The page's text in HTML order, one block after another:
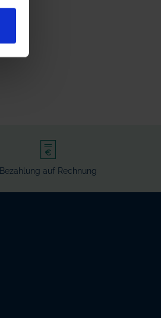
Bezahlung auf Rechnung